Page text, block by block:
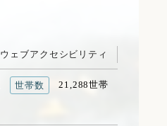
ウェブアクセシビリティ
世帯数 21,288世帯